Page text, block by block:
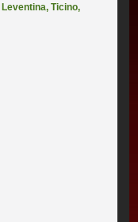
Leventina,Ticino,